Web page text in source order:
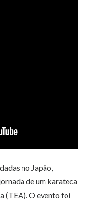
no Japão,
de um karateca
(TEA). O evento foi